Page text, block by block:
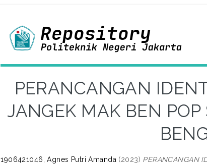
PERANCANGAN
JANGEK MAK BEN
1906421046, Agnes Putri Amanda (2023) PERANCANGAN
Toggle